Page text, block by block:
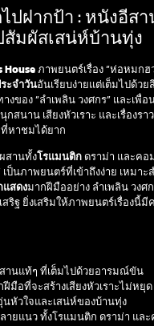
ปฝากป้า : หนังอีส
มผัสเสน่ห์บ้านทุ่ง
Houseภาพยนตร์เรื่อง “ห่อหมกฮ
ะจำวันอันเรียบง่ายแต่เต็มไปด้ว
งของ “ลำเพลิน วงศกร” และเพื่
สนาน เสียงหัวเราะ และเรื่องร
หาชมได้ยาก
สานทั้งโรแมนติกดราม่า และคอ
ป็นภาพยนตร์ที่เข้าถึงง่าย เหมา
สดงมากฝีมืออย่าง ลำเพลิน วงศ
สริฐ ยิ่งเสริมให้ภาพยนตร์เรื่องนี้
านแท้ๆ ที่เต็มไปด้วยอารมณ์ขัน
มือที่จะสร้างเสียงหัวเราะไม่หยุด
นหัวใจและเสน่ห์ของบ้านทุ่ง
ยแนว ทั้งโรแมนติก ดราม่า แล